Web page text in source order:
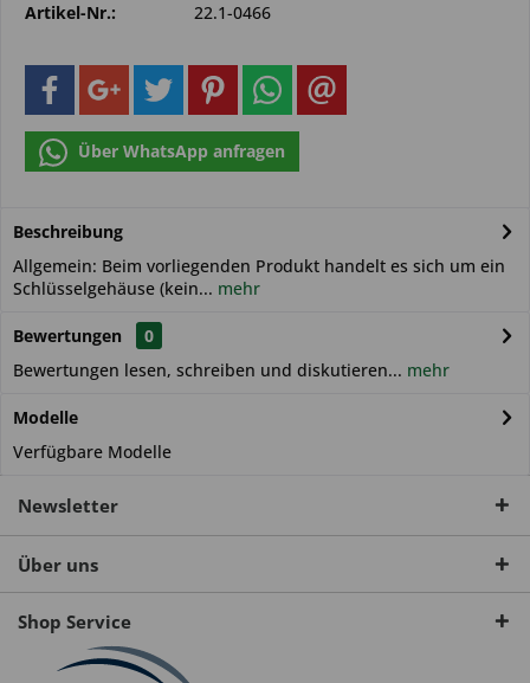
Artikel-Nr.: 22.1-0466
Über WhatsApp anfragen
Beschreibung
Allgemein: Beim vorliegenden Produkt handelt es sich um ein
Schlüsselgehäuse (kein... mehr
Bewertungen
0
Bewertungen lesen, schreiben und diskutieren... mehr
Modelle
Verfügbare Modelle
Newsletter
Über uns
Shop Service